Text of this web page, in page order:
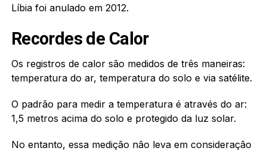
Líbia foi anulado em 2012.
Recordes de Calor
Os registros de calor são medidos de três maneiras:
temperatura do ar, temperatura do solo e via satélite.
O padrão para medir a temperatura é através do ar:
1,5 metros acima do solo e protegido da luz solar.
No entanto, essa medição não leva em consideração